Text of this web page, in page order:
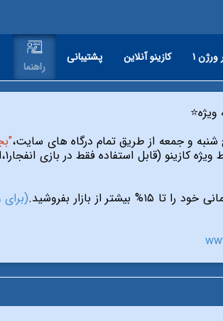
ورژن ۱ کازینو آنلاین پشتیبانی
راهنما
ویژه⭐️
بیشتر از بازار بفروشید.